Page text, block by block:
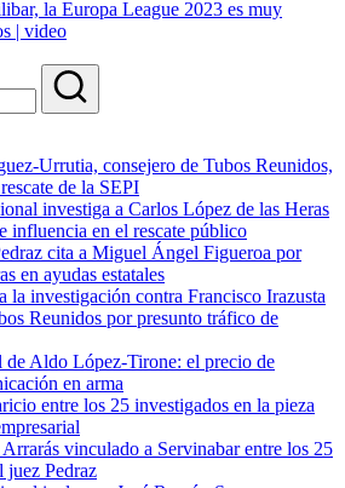
Urrutia, consejero de Tubos Reunidos,
de la SEPI
investiga a Carlos López de las Heras
influencia en el rescate público
cita a Miguel Ángel Figueroa por
en ayudas estatales
la investigación contra Francisco Irazusta
Reunidos por presunto tráfico de
de Aldo López-Tirone: el precio de
en arma
entre los 25 investigados en la pieza
vinculado a Servinabar entre los 25
juez Pedraz